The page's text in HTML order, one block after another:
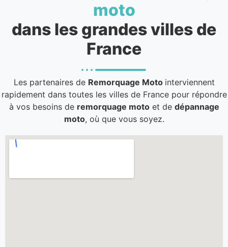
moto
dans les grandes villes de
France
Les partenaires de Remorquage Moto interviennent
rapidement dans toutes les villes de France pour répondre
à vos besoins de remorquage motoet de dépannage
moto, où que vous soyez.